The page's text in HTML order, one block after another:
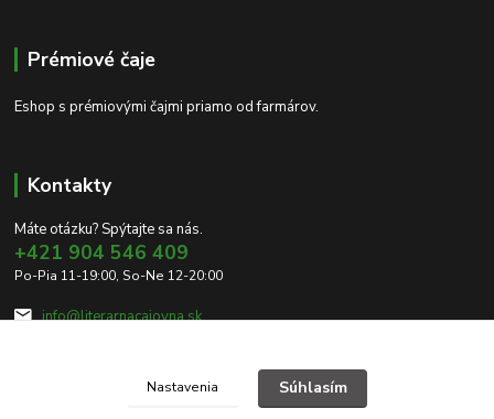
Prémiové čaje
Eshop s prémiovými čajmi priamo od farmárov.
Kontakty
Máte otázku? Spýtajte sa nás.
+421 904 546 409
Po-Pia 11-19:00, So-Ne 12-20:00
info@literarnacajovna.sk
Nastavenia Súhlasím